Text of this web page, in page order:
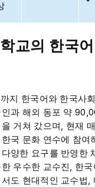
교의 한국
지 한국어와 한국사
과 해외 동포 약
거쳐 갔으며, 현재
국 문화 연수에 참여
양한 요구를 반영한
우수한 교수진, 한
도 현대적인 교수법,